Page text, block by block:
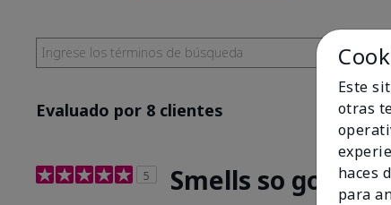
Evaluado por 8 clientes
5 Smells so good
Este
otras
haces
para